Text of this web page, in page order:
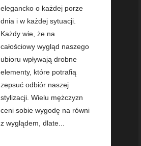
elegancko o każdej porze
dnia i w każdej sytuacji.
Każdy wie, że na
całościowy wygląd naszego
ubioru wpływają drobne
elementy, które potrafią
zepsuć odbiór naszej
stylizacji. Wielu mężczyzn
ceni sobie wygodę na równi
z wyglądem, dlate...